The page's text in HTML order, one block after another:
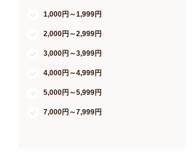
1,000円～1,999円
2,000円～2,999円
3,000円～3,999円
4,000円～4,999円
5,000円～5,999円
7,000円～7,999円